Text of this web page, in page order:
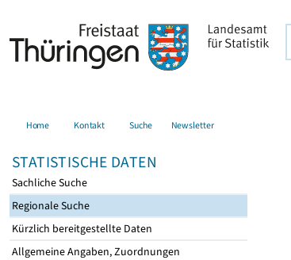
Home Kontakt Suche Newsletter
STATISTISCHE DATEN
Sachliche Suche
Regionale Suche
Kürzlich bereitgestellte Daten
Allgemeine Angaben, Zuordnungen